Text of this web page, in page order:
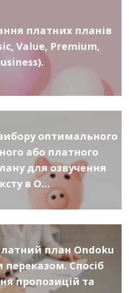
платних планів
Value, Premium,
оптимального
або платного
для озвучення
в O…
план Ondoku
переказом. Спосіб
пропозицій та